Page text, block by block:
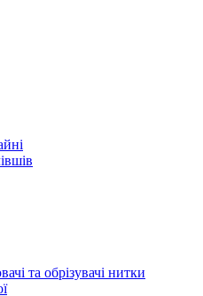
та обрізувачі нитки